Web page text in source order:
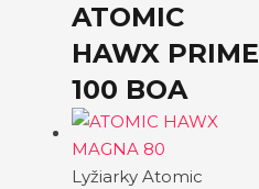
ATOMIC
HAWX PRIME
100 BOA
Lyžiarky Atomic